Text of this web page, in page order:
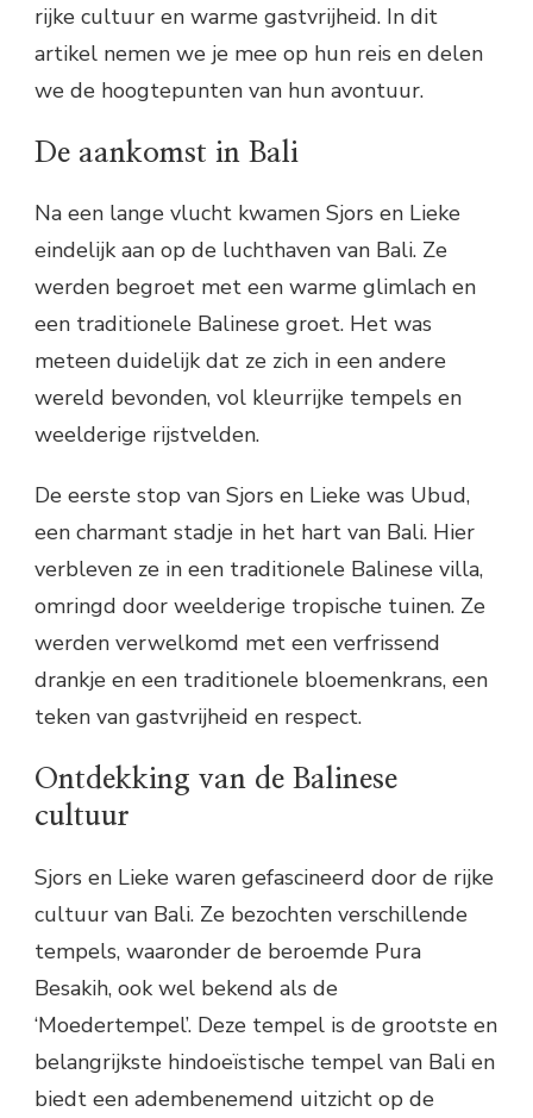
rijke cultuur en warme gastvrijheid. In dit
artikel nemen we je mee op hun reis en delen
we de hoogtepunten van hun avontuur.
De aankomst in Bali
Na een lange vlucht kwamen Sjors en Lieke
eindelijk aan op de luchthaven van Bali. Ze
werden begroet met een warme glimlach en
een traditionele Balinese groet. Het was
meteen duidelijk dat ze zich in een andere
wereld bevonden, vol kleurrijke tempels en
weelderige rijstvelden.
De eerste stop van Sjors en Lieke was Ubud,
een charmant stadje in het hart van Bali. Hier
verbleven ze in een traditionele Balinese villa,
omringd door weelderige tropische tuinen. Ze
werden verwelkomd met een verfrissend
drankje en een traditionele bloemenkrans, een
teken van gastvrijheid en respect.
Ontdekking van de Balinese
cultuur
Sjors en Lieke waren gefascineerd door de rijke
cultuur van Bali. Ze bezochten verschillende
tempels, waaronder de beroemde Pura
Besakih, ook wel bekend als de
‘Moedertempel’. Deze tempel is de grootste en
belangrijkste hindoeïstische tempel van Bali en
biedt een adembenemend uitzicht op de